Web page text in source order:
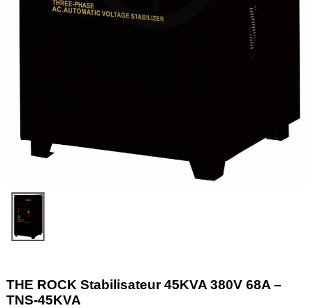
THE ROCK Stabilisateur 45KVA 380V 68A –
TNS-45KVA